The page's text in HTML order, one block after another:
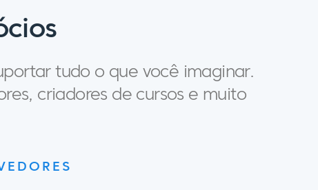
tudo o que você imaginar.
criadores de cursos e muito